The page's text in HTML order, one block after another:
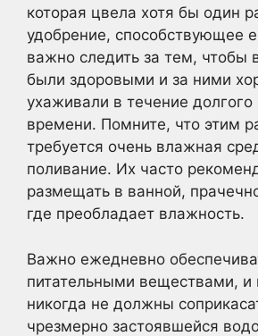
которая цвела хотя бы один
удобрение, способствующее
важно следить за тем, чтобы
были здоровыми и за ними
ухаживали в течение долгого
времени. Помните, что этим
требуется очень влажная
поливание. Их часто
размещать в ванной,
где преобладает влажность.
Важно ежедневно
питательными веществами, и
никогда не должны
чрезмерно застоявшейся